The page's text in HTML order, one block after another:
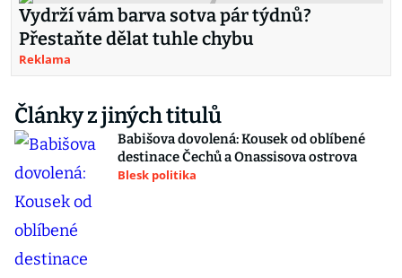
Vydrží vám barva sotva pár týdnů?
Přestaňte dělat tuhle chybu
Reklama
Články z jiných titulů
Babišova dovolená: Kousek od oblíbené
destinace Čechů a Onassisova ostrova
Blesk politika